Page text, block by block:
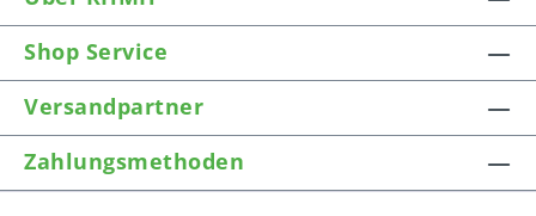
Shop Service
Versandpartner
Zahlungsmethoden